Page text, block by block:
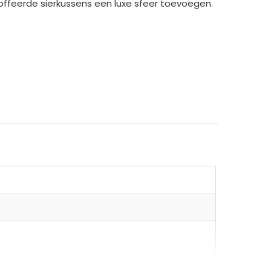
sierkussens een luxe sfeer toevoegen.